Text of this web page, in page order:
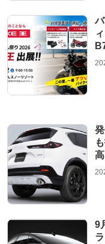
9